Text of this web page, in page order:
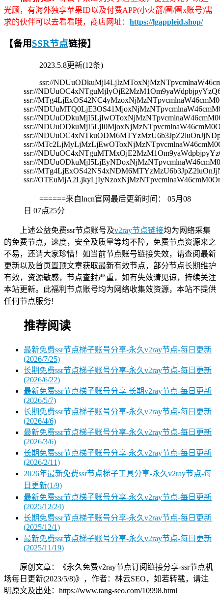
光顾，有海外独享苹果ID以及付费APP(小火箭/圈/圈x账号)需
求的伙伴可以去看看哦，商店网址： https://lgappleid.shop/
【备用SSR节点链接】
2023.5.8更新(12条)
ssr://
ssr://
ssr://
ssr://
ssr://
ssr://
ssr://
ssr://
ssr://
ssr://
ssr://
ssr://
======来自lncn官网最后更新时间： 05月08
日 07点25分
上述公益免费ssr节点账号及v2ray节点链接均为网络采集
的免费节点，速度，安全及质量等均不障，免费节点资源来之
不易，还请大家珍惜！如当前节点账号链接失效，请查阅最新
更新以及首页置顶文章获取最新有效节点，部分节点长期维护
有效，资源敏感，节点查封严重，如有失效请见谅，持续关注
本站更新。此福利节点账号均为网络收集效资源，本站不提供
任何节点服务!
推荐阅读
最新免费ssr节点梯子账号分享-永久v2ray节点-每日更新
(2026/7/25)
长期免费ssr节点梯子账号分享-永久v2ray节点-每日更新
(2026/6/22)
最新免费ssr节点梯子账号分享-长期v2ray节点-每日更新
(2026/5/7)
长期免费ssr节点梯子账号分享-永久v2ray节点-每日更新
(2026/4/6)
最新免费ssr节点梯子账号分享-永久v2ray节点-每日更新
(2026/3/6)
长期免费ssr节点梯子账号分享-永久v2ray节点-每日更新
(2026/2/11)
2026年最新免费ssr节点梯子工具分享-永久v2ray节点-每
日更新(1/9)
最新免费ssr节点梯子账号分享-永久v2ray节点-每日更新
(2025/12/24)
长期免费ssr节点梯子账号分享-永久v2ray节点-每日更新
(2025/12/1)
最新免费ssr节点梯子账号分享-永久v2ray节点-每日更新
(2025/11/19)
原创文章：《永久免费v2ray节点订阅链接分享-ssr节点机
场每日更新(2023/5/8)》，作者：林云SEO，如若转载，请注
明原文及出处：https://www.tang-seo.com/10998.html